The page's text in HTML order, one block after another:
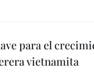
para el
vietnamita